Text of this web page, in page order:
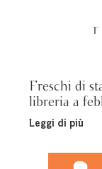
Freschi di
libreria a
Leggi di più